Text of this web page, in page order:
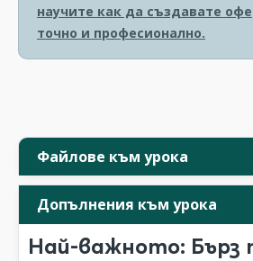
Файлове към урока
Допълнения към урока
Най-важното: Бърз
научите как да създавате
точно и професионално.